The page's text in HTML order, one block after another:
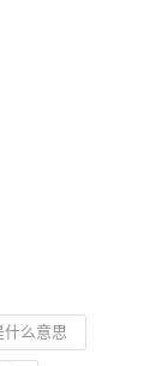
么意思